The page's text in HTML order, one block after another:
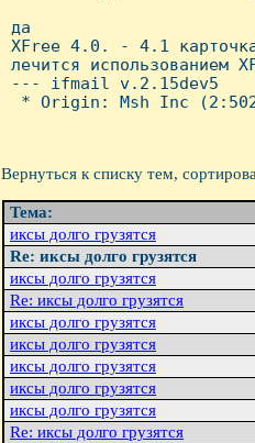
да
XFree 4.0. - 4.1
лечится использованием
--- ifmail v.2.15dev5
* Origin: Msh Inc
Вернуться к списку тем,
Тема:
иксы долго грузятся
Re: иксы долго грузятся
иксы долго грузятся
Re: иксы долго грузятся
иксы долго грузятся
иксы долго гpузятся
иксы долго гpузятся
иксы долго гpузятся
иксы долго гpузятся
Re: иксы долго грузятся